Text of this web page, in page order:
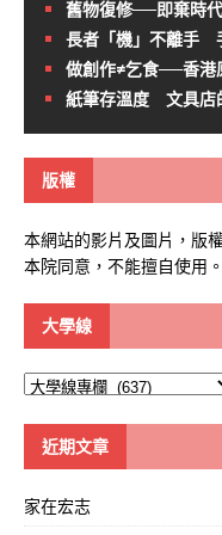
舊物復修──即棄時
長者「機」不離手
做創作≠乞食──香港
紙筆存溫度 文具店
版權
本網站的影片及圖片，版
本院同意，不能擅自使用。
大學線
大
近期文章
家在宏志